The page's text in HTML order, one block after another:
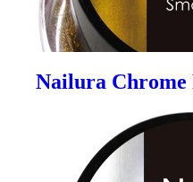
Nailura Chrome